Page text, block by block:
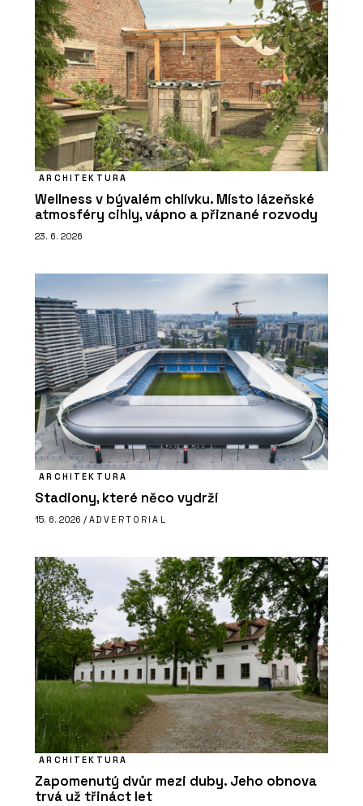
ARCHITEKTURA
Wellness v bývalém chlívku. Místo lázeňské
atmosféry cihly, vápno a přiznané rozvody
23. 6. 2026
ARCHITEKTURA
Stadiony, které něco vydrží
15. 6. 2026 / ADVERTORIAL
ARCHITEKTURA
Zapomenutý dvůr mezi duby. Jeho obnova
trvá už třináct let